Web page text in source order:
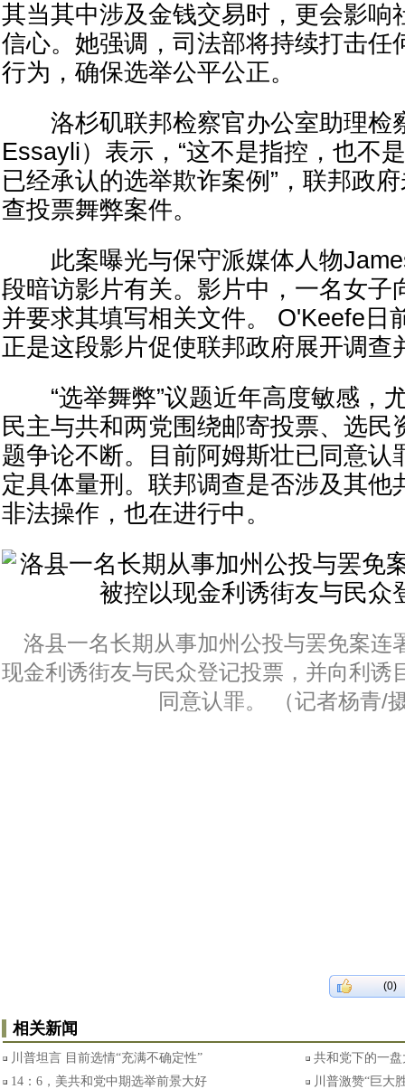
其当其中涉及金钱交易时，更会影响
信心。她强调，司法部将持续打击任
行为，确保选举公平公正。
洛杉矶联邦检察官办公室助理检
Essayli）表示，“这不是指控，也不
已经承认的选举欺诈案例”，联邦政
查投票舞弊案件。
此案曝光与保守派媒体人物
段暗访影片有关。影片中，一名女子
并要求其填写相关文件。 O'Keefe日
正是这段影片促使联邦政府展开调查
“选举舞弊”议题近年高度敏感，
民主与共和两党围绕邮寄投票、选民
题争论不断。目前阿姆斯壮已同意认
定具体量刑。联邦调查是否涉及其他
非法操作，也在进行中。
洛县一名长期从事加州公投与罢免案连
现金利诱街友与民众登记投票，并向利诱
同意认罪。 （记者杨青/
(0)
相关新闻
川普坦言 目前选情“充满不确定性”
共和党下的一盘
14：6，美共和党中期选举前景大好
川普激赞“巨大